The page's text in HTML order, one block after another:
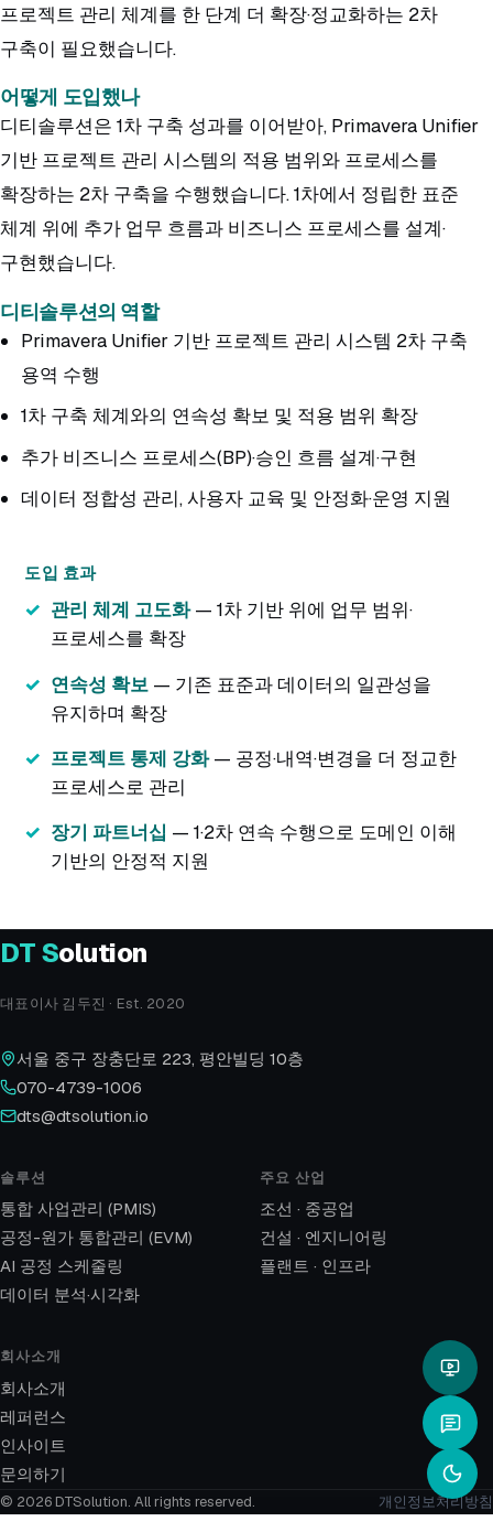
프로젝트 관리 체계를 한 단계 더 확장·정교화하는 2차
구축이 필요했습니다.
어떻게 도입했나
디티솔루션은 1차 구축 성과를 이어받아, Primavera Unifier
기반 프로젝트 관리 시스템의 적용 범위와 프로세스를
확장하는 2차 구축을 수행했습니다. 1차에서 정립한 표준
체계 위에 추가 업무 흐름과 비즈니스 프로세스를 설계·
구현했습니다.
디티솔루션의 역할
Primavera Unifier 기반 프로젝트 관리 시스템 2차 구축
용역 수행
1차 구축 체계와의 연속성 확보 및 적용 범위 확장
추가 비즈니스 프로세스(BP)·승인 흐름 설계·구현
데이터 정합성 관리, 사용자 교육 및 안정화·운영 지원
도입 효과
관리 체계 고도화— 1차 기반 위에 업무 범위·
프로세스를 확장
연속성 확보 — 기존 표준과 데이터의 일관성을
유지하며 확장
프로젝트 통제 강화— 공정·내역·변경을 더 정교한
프로세스로 관리
장기 파트너십 — 1·2차 연속 수행으로 도메인 이해
기반의 안정적 지원
DTSolution
대표이사 김두진 · Est. 2020
서울 중구 장충단로 223, 평안빌딩 10층
070-4739-1006
dts@dtsolution.io
솔루션
통합 사업관리 (PMIS)
공정-원가 통합관리 (EVM)
AI 공정 스케줄링
데이터 분석·시각화
주요 산업
조선 · 중공업
건설 · 엔지니어링
플랜트 · 인프라
회사소개
회사소개
레퍼런스
인사이트
문의하기
© 2026 DTSolution. All rights reserved. 개인정보처리방침